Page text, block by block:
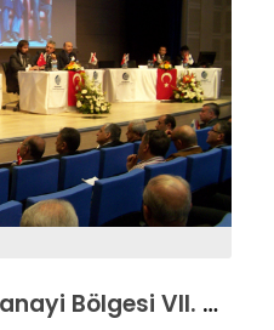
Başkent Organize Sanayi Bölgesi VII. Olağan Genel Kurulu Sayın Devlet Bakanı ve Başbakan Yardımcısı Cemil ÇİÇEK’in katılımlarıyla gerçekleştirildi